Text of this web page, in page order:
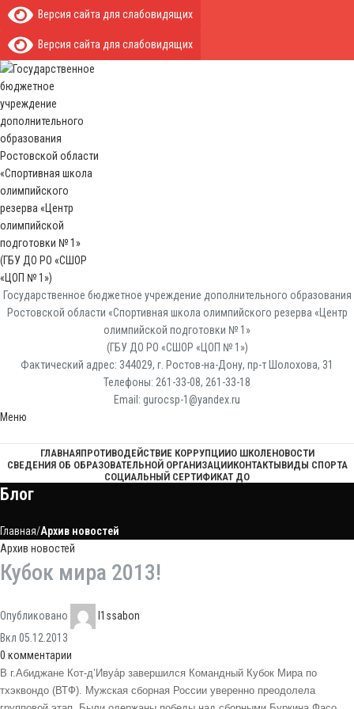
Версия сайта для слабовидящих
Версия сайта для слабовидящих
Государственное бюджетное учреждение дополнительного образования
Ростовской области «Спортивная школа олимпийского резерва «Центр
олимпийской подготовки № 1»
(ГБУ ДО РО «СШОР «ЦОП № 1»)
Фактический адрес: 344029, г. Ростов-на-Дону, пр-т Шолохова, 31
Телефоны: 261-33-08, 261-33-18
Email: gurocsp-1@yandex.ru
Меню
ГЛАВНАЯПРОТИВОДЕЙСТВИЕ КОРРУПЦИИО ШКОЛЕНОВОСТИ
СВЕДЕНИЯ ОБ ОБРАЗОВАТЕЛЬНОЙ ОРГАНИЗАЦИИКОНТАКТЫВИДЫ СПОРТА
СОЦИАЛЬНЫЙ СЕРТИФИКАТ ДО
Блог
Главная Архив новостей
Архив новостей
Кубок мира 2013!
Опубликовано
l1ssabon
Вкл 05.12.2013
0 комментарии
В г.Абиджане Кот-д’Ивуа́р завершился Командный Кубок Мира по
тхэквондо (ВТФ). Мужская сборная России уверенно преодолела